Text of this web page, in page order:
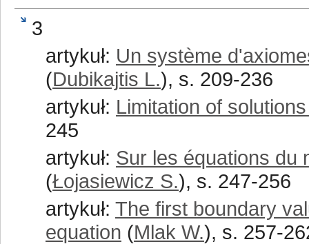
3
artykuł: Un système
(Dubikajtis L.), s. 209-236
artykuł: Limitation of
245
artykuł: Sur les équations du
(Łojasiewicz S.), s. 247-256
artykuł: The first boundary
equation (Mlak W.), s. 257-